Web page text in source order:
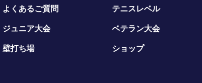
よくあるご質問 テニスレベル
ジュニア大会 ベテラン大会
壁打ち場 ショップ